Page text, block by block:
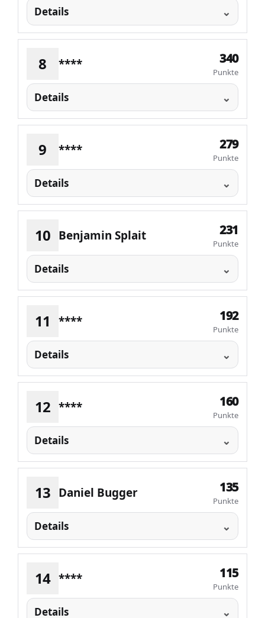
Details
8 **** 340
Punkte
Details
9 **** 279
Punkte
Details
10 Benjamin Splait 231
Punkte
Details
11 **** 192
Punkte
Details
12 **** 160
Punkte
Details
13 Daniel Bugger 135
Punkte
Details
14 **** 115
Punkte
Details